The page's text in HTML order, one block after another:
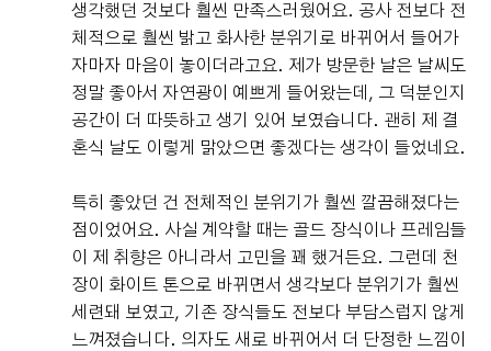
생각했던 것보다 훨씬 만족스러웠어요. 공사 전보다 전
체적으로 훨씬 밝고 화사한 분위기로 바뀌어서 들어가
자마자 마음이 놓이더라고요. 제가 방문한 날은 날씨도
정말 좋아서 자연광이 예쁘게 들어왔는데, 그 덕분인지
공간이 더 따뜻하고 생기 있어 보였습니다. 괜히 제 결
혼식 날도 이렇게 맑았으면 좋겠다는 생각이 들었네요.
특히 좋았던 건 전체적인 분위기가 훨씬 깔끔해졌다는
점이었어요. 사실 계약할 때는 골드 장식이나 프레임들
이 제 취향은 아니라서 고민을 꽤 했거든요. 그런데 천
장이 화이트 톤으로 바뀌면서 생각보다 분위기가 훨씬
세련돼 보였고, 기존 장식들도 전보다 부담스럽지 않게
느껴졌습니다. 의자도 새로 바뀌어서 더 단정한 느낌이